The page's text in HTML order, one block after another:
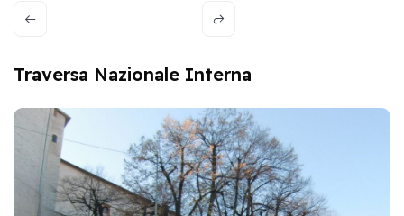
Traversa Nazionale Interna